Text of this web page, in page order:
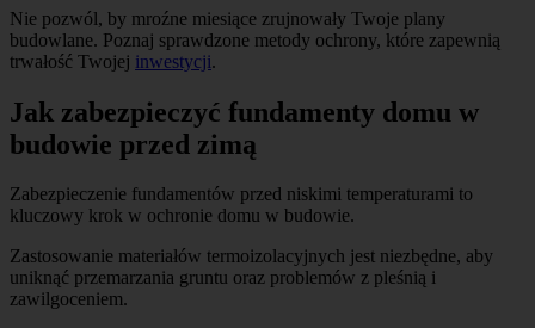
Nie pozwól, by mroźne miesiące zrujnowały Twoje plany
budowlane. Poznaj sprawdzone metody ochrony, które zapewnią
trwałość Twojej inwestycji.
Jak zabezpieczyć fundamenty domu w
budowie przed zimą
Zabezpieczenie fundamentów przed niskimi temperaturami to
kluczowy krok w ochronie domu w budowie.
Zastosowanie materiałów termoizolacyjnych jest niezbędne, aby
uniknąć przemarzania gruntu oraz problemów z pleśnią i
zawilgoceniem.